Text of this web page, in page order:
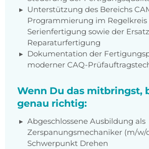
Unterstützung des Bereichs
Programmierung im
Serienfertigung sowie der
Reparaturfertigung
Dokumentation der
moderner CAQ-
Wenn Du das mitbringst,
genau richtig:
Abgeschlossene Ausbildung als
Zerspanungsmechaniker (m/w/
Schwerpunkt Drehen